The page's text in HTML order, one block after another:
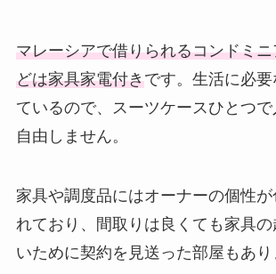
マレーシアで借りられるコンドミ
どは家具家電付きです。生活に必
ているので、スーツケースひとつ
自由しません。
家具や調度品にはオーナーの個性が
れており、間取りは良くても家具
いために契約を見送った部屋もあり